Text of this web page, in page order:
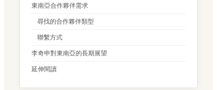
東南亞合作夥伴需求
尋找的合作夥伴類型
聯繫方式
李奇申對東南亞的長期展望
延伸閱讀